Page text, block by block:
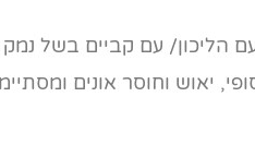
הליכון/ עם קביים בשל
יאוש וחוסר אונים